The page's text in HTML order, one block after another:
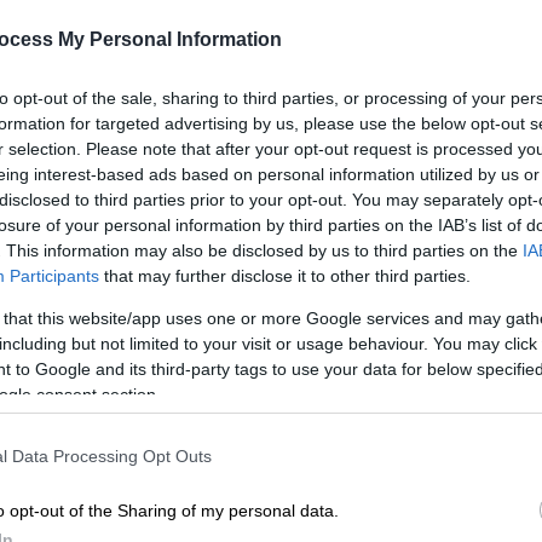
My Personal Information
opt-out of the sale, sharing to third parties, or processing of your
for targeted advertising by us, please use the below opt-out
selection. Please note that after your opt-out request is processed
interest-based ads based on personal information utilized by us
to third parties prior to your opt-out. You may separately
of your personal information by third parties on the IAB’s list of
This information may also be disclosed by us to third parties on the
Participants that may further disclose it to other third parties.
that this website/app uses one or more Google services and may
but not limited to your visit or usage behaviour. You may
to Google and its third-party tags to use your data for below
consent section.
Data Processing Opt Outs
opt-out of the Sharing of my personal data.
το ΕΘΝΟΣ στη Google
να έχει ξεκινήσει μια νέα σχέση με
τον χωρισμό του από τηνΚέιτι Πέρι